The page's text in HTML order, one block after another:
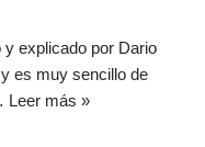
explicado por Dario
es muy sencillo de
Leer más »